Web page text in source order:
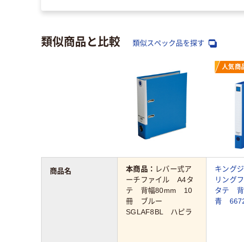
類似商品と比較 類似スペック品を探す
人気商
本商品： レバー式ア
ーチファイル A4タ
テ 背幅80mm 10
冊 ブルー
SGLAF8BL ハピラ
キング
リング
タテ
青
商品名